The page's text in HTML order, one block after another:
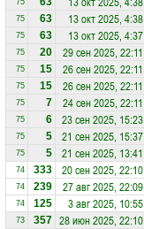
75
75 63 13 окт 2025, 4:38
75 63 13 окт 2025, 4:37
75 20 29 сен 2025, 22:11
75 15 26 сен 2025, 22:11
75 15 26 сен 2025, 22:11
75 7 24 сен 2025, 22:11
75 6 23 сен 2025, 15:23
75 5 21 сен 2025, 15:37
75 5 21 сен 2025, 13:41
74 333 20 сен 2025, 22:10
74 239 27 авг 2025, 22:09
74 125 3 авг 2025, 10:55
73 357 28 июн 2025, 22:10